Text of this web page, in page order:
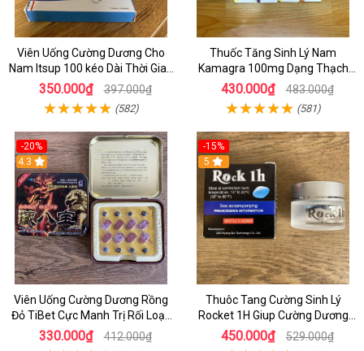
Viên Uống Cường Dương Cho
Nam Itsup 100 kéo Dài Thời Gian
Quan Hệ Cho Nam
350.000₫ 397.000₫
(582)
Thuốc Tăng Sinh Lý Nam
Kamagra 100mg Dạng Thạch
Trái Cây mĩ 7 vị - Hàng ấn Độ
430.000₫ 483.000₫
(581)
-20%
4.3
Viên Uống Cường Dương Rồng
Đỏ TiBet Cực Manh Trị Rối Loạn
Cương Dương , Tăng sinh Lý Kéo
Dài Thời Gian Ở Nam
330.000₫ 412.000₫
-15%
5
Thuôc Tang Cường Sinh Lý
Rocket 1H Giup Cường Dương
Và Kéo Dài Thời Gian Cho Nam
450.000₫ 529.000₫